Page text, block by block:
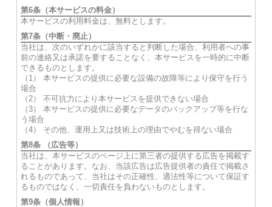
第6条（本サービスの料金）
本サービスの利用料金は、無料とします。
第7条（中断・廃止）
当社は、次のいずれかに該当すると判断した場合、利用者への事
前の連絡又は承諾を要することなく、本サービスを一時的に中断
できるものとします。
（1） 本サービスの提供に必要な設備の故障等により保守を行う
場合
（2） 不可抗力により本サービスを提供できない場合
（3） 本サービスの提供に必要なデータのバックアップ等を行な
う場合
（4） その他、運用上又は技術上の理由でやむを得ない場合
第8条 （広告等）
当社は、本サービスのページ上に第三者の提供する広告を掲載す
ることがあります。なお、当該広告は広告提供者の責任で掲載さ
れるものであって、当社はその正確性、適法性等について保証す
るものではなく、一切責任を負わないものとします。
第9条（個人情報）